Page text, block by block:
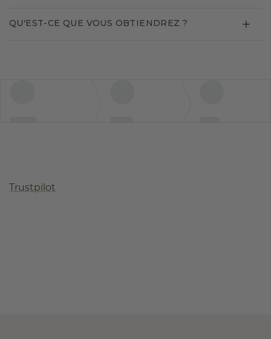
QU'EST-CE QUE VOUS OBTIENDREZ ?
Trustpilot